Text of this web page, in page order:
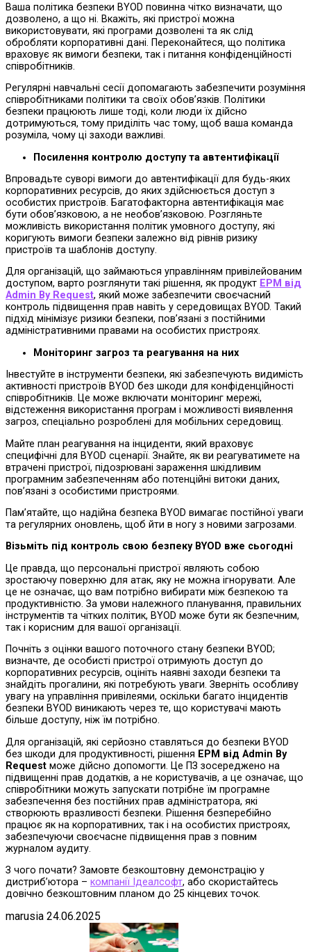
Ваша політика безпеки BYOD повинна чітко визначати, що
дозволено, а що ні. Вкажіть, які пристрої можна
використовувати, які програми дозволені та як слід
обробляти корпоративні дані. Переконайтеся, що політика
враховує як вимоги безпеки, так і питання конфіденційності
співробітників.
Регулярні навчальні сесії допомагають забезпечити розуміння
співробітниками політики та своїх обов’язків. Політики
безпеки працюють лише тоді, коли люди їх дійсно
дотримуються, тому приділіть час тому, щоб ваша команда
розуміла, чому ці заходи важливі.
Посилення контролю доступу та автентифікації
Впровадьте суворі вимоги до автентифікації для будь-яких
корпоративних ресурсів, до яких здійснюється доступ з
особистих пристроїв. Багатофакторна автентифікація має
бути обов’язковою, а не необов’язковою. Розгляньте
можливість використання політик умовного доступу, які
коригують вимоги безпеки залежно від рівнів ризику
пристроїв та шаблонів доступу.
Для організацій, що займаються управлінням привілейованим
доступом, варто розглянути такі рішення, як продукт EPM від
Admin By Request, який може забезпечити своєчасний
контроль підвищення прав навіть у середовищах BYOD. Такий
підхід мінімізує ризики безпеки, пов’язані з постійними
адміністративними правами на особистих пристроях.
Моніторинг загроз та реагування на них
Інвестуйте в інструменти безпеки, які забезпечують видимість
активності пристроїв BYOD без шкоди для конфіденційності
співробітників. Це може включати моніторинг мережі,
відстеження використання програм і можливості виявлення
загроз, спеціально розроблені для мобільних середовищ.
Майте план реагування на інциденти, який враховує
специфічні для BYOD сценарії. Знайте, як ви реагуватимете на
втрачені пристрої, підозрювані зараження шкідливим
програмним забезпеченням або потенційні витоки даних,
пов’язані з особистими пристроями.
Пам’ятайте, що надійна безпека BYOD вимагає постійної уваги
та регулярних оновлень, щоб йти в ногу з новими загрозами.
Візьміть під контроль свою безпеку BYOD вже сьогодні
Це правда, що персональні пристрої являють собою
зростаючу поверхню для атак, яку не можна ігнорувати. Але
це не означає, що вам потрібно вибирати між безпекою та
продуктивністю. За умови належного планування, правильних
інструментів та чітких політик, BYOD може бути як безпечним,
так і корисним для вашої організації.
Почніть з оцінки вашого поточного стану безпеки BYOD;
визначте, де особисті пристрої отримують доступ до
корпоративних ресурсів, оцініть наявні заходи безпеки та
знайдіть прогалини, які потребують уваги. Зверніть особливу
увагу на управління привілеями, оскільки багато інцидентів
безпеки BYOD виникають через те, що користувачі мають
більше доступу, ніж їм потрібно.
Для організацій, які серйозно ставляться до безпеки BYOD
без шкоди для продуктивності, рішення EPM від Admin By
Request може дійсно допомогти. Це ПЗ зосереджено на
підвищенні прав додатків, а не користувачів, а це означає, що
співробітники можуть запускати потрібне їм програмне
забезпечення без постійних прав адміністратора, які
створюють вразливості безпеки. Рішення безперебійно
працює як на корпоративних, так і на особистих пристроях,
забезпечуючи своєчасне підвищення прав з повним
журналом аудиту.
З чого почати? Замовте безкоштовну демонстрацію у
дистриб’ютора – компанії Ідеалсофт, або скористайтесь
довічно безкоштовним планом до 25 кінцевих точок.
marusia 24.06.2025